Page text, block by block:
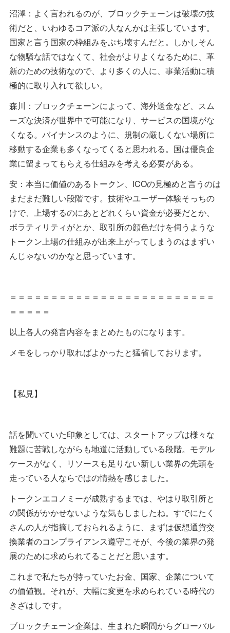
沼澤：よく言われるのが、ブロックチェーンは破壊の技
術だと、いわゆるコア派の人なんかは主張しています。
国家と言う国家の枠組みをぶち壊すんだと。しかしそん
な物騒な話ではなくて、社会がよりよくなるために、革
新のための技術なので、より多くの人に、事業活動に積
極的に取り入れて欲しい。
森川：ブロックチェーンによって、海外送金など、スム
ーズな決済が世界中で可能になり、サービスの国境がな
くなる。バイナンスのように、規制の厳しくない場所に
移動する企業も多くなってくると思われる。国は優良企
業に留まってもらえる仕組みを考える必要がある。
安：本当に価値のあるトークン、ICOの見極めと言うのは
まだまだ難しい段階です。技術やユーザー体験そっちの
けで、上場するのにあとどれくらい資金が必要だとか、
ボラティリティがとか、取引所の顔色だけを伺うような
トークン上場の仕組みが出来上がってしまうのはまずい
んじゃないのかなと思っています。
＝＝＝＝＝＝＝＝＝＝＝＝＝＝＝＝＝＝＝＝＝＝＝＝＝
＝＝＝＝＝
以上各人の発言内容をまとめたものになります。
メモをしっかり取ればよかったと猛省しております。
【私見】
話を聞いていた印象としては、スタートアップは様々な
難題に苦戦しながらも地道に活動している段階。モデル
ケースがなく、リソースも足りない新しい業界の先頭を
走っている人ならではの情熱を感じました。
トークンエコノミーが成熟するまでは、やはり取引所と
の関係がかかせないような気もしましたね。すでにたく
さんの人が指摘しておられるように、まずは仮想通貨交
換業者のコンプライアンス遵守こそが、今後の業界の発
展のために求められてることだと思います。
これまで私たちが持っていたお金、国家、企業について
の価値観。それが、大幅に変更を求められている時代の
きざはしです。
ブロックチェーン企業は、生まれた瞬間からグローバル